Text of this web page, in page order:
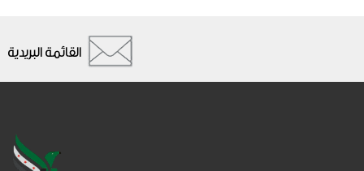
القائمة البريدية